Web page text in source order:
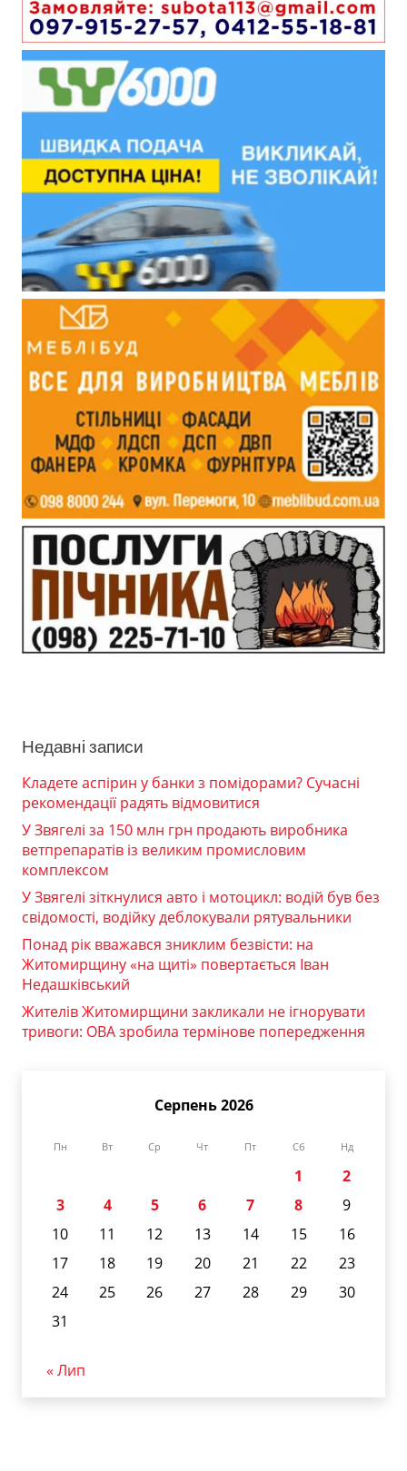
Недавні записи
Кладете аспірин у банки з помідорами? Сучасні
рекомендації радять відмовитися
У Звягелі за 150 млн грн продають виробника
ветпрепаратів із великим промисловим
комплексом
У Звягелі зіткнулися авто і мотоцикл: водій був без
свідомості, водійку деблокували рятувальники
Понад рік вважався зниклим безвісти: на
Житомирщину «на щиті» повертається Іван
Недашківський
Жителів Житомирщини закликали не ігнорувати
тривоги: ОВА зробила термінове попередження
Серпень 2026
Пн Вт Ср Чт Пт Сб Нд
1
2
3
4 5 6 7 8
9
10
11 12 13 14 15
16
17
18 19 20 21 22
23
24
25 26 27 28 29
30
31
« Лип